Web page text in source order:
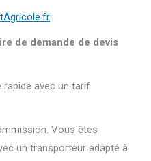
de demande de devis
rapide avec un tarif
Vous êtes
un transporteur adapté à